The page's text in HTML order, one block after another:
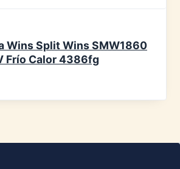
Wins Split Wins SMW1860
Frío Calor 4386fg